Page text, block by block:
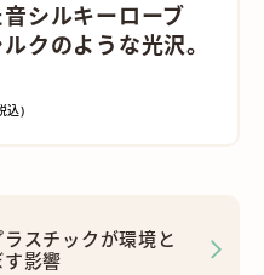
シルキーローブ
クのような光沢。
込)
スチックが環境と
影響